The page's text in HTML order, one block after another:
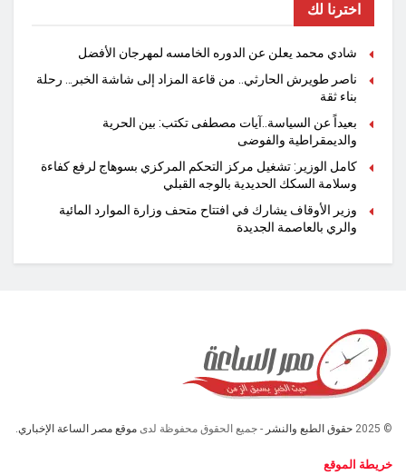
اخترنا لك
شادي محمد يعلن عن الدوره الخامسه لمهرجان الأفضل
ناصر طويرش الحارثي.. من قاعة المزاد إلى شاشة الخبر… رحلة
بناء ثقة
بعيداً عن السياسة..آيات مصطفى تكتب: بين الحرية
والديمقراطية والفوضى
كامل الوزير: تشغيل مركز التحكم المركزي بسوهاج لرفع كفاءة
وسلامة السكك الحديدية بالوجه القبلي
وزير الأوقاف يشارك في افتتاح متحف وزارة الموارد المائية
والري بالعاصمة الجديدة
© 2025 حقوق الطبع والنشر - جميع الحقوق محفوظة لدى موقع مصر الساعة الإخباري.
خريطة الموقع